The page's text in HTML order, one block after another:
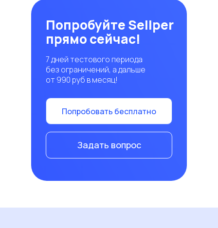
7 дней тестового периода
без ограничений, а дальше
от 990 руб в месяц!
ПопробуйтеSellper
прямо сейчас!
Попробовать бесплатно
Задать вопрос